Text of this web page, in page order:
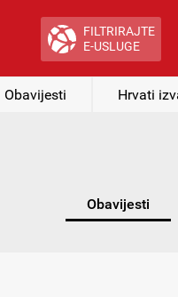
FILTRIRAJTE
E-USLUGE
Obavijesti Hrvati
Obavijesti